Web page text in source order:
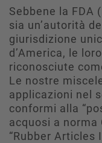
Sebbene la FDA
sia un’autorità
giurisdizione
d’America, le
riconosciute
Le nostre
applicazioni nel
conformi alla
acquosi a norma
“Rubber Articles